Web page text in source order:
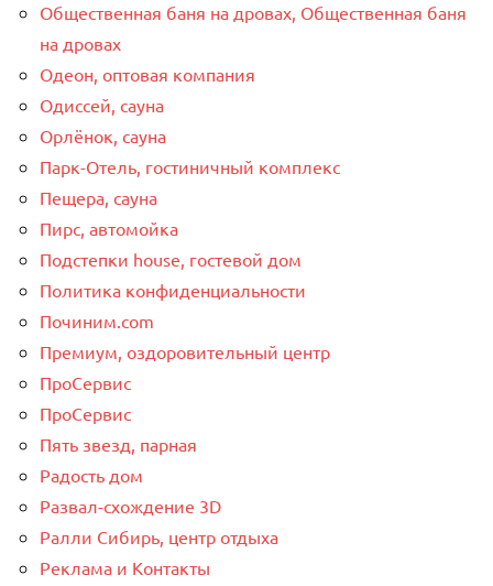
Общественная баня на дровах, Общественная баня
на дровах
Одеон, оптовая компания
Одиссей, сауна
Орлёнок, сауна
Парк-Отель, гостиничный комплекс
Пещера, сауна
Пирс, автомойка
Подстепки house, гостевой дом
Политика конфиденциальности
Починим.com
Премиум, оздоровительный центр
ПроСервис
ПроСервис
Пять звезд, парная
Радость дом
Развал-схождение 3D
Ралли Сибирь, центр отдыха
Реклама и Контакты